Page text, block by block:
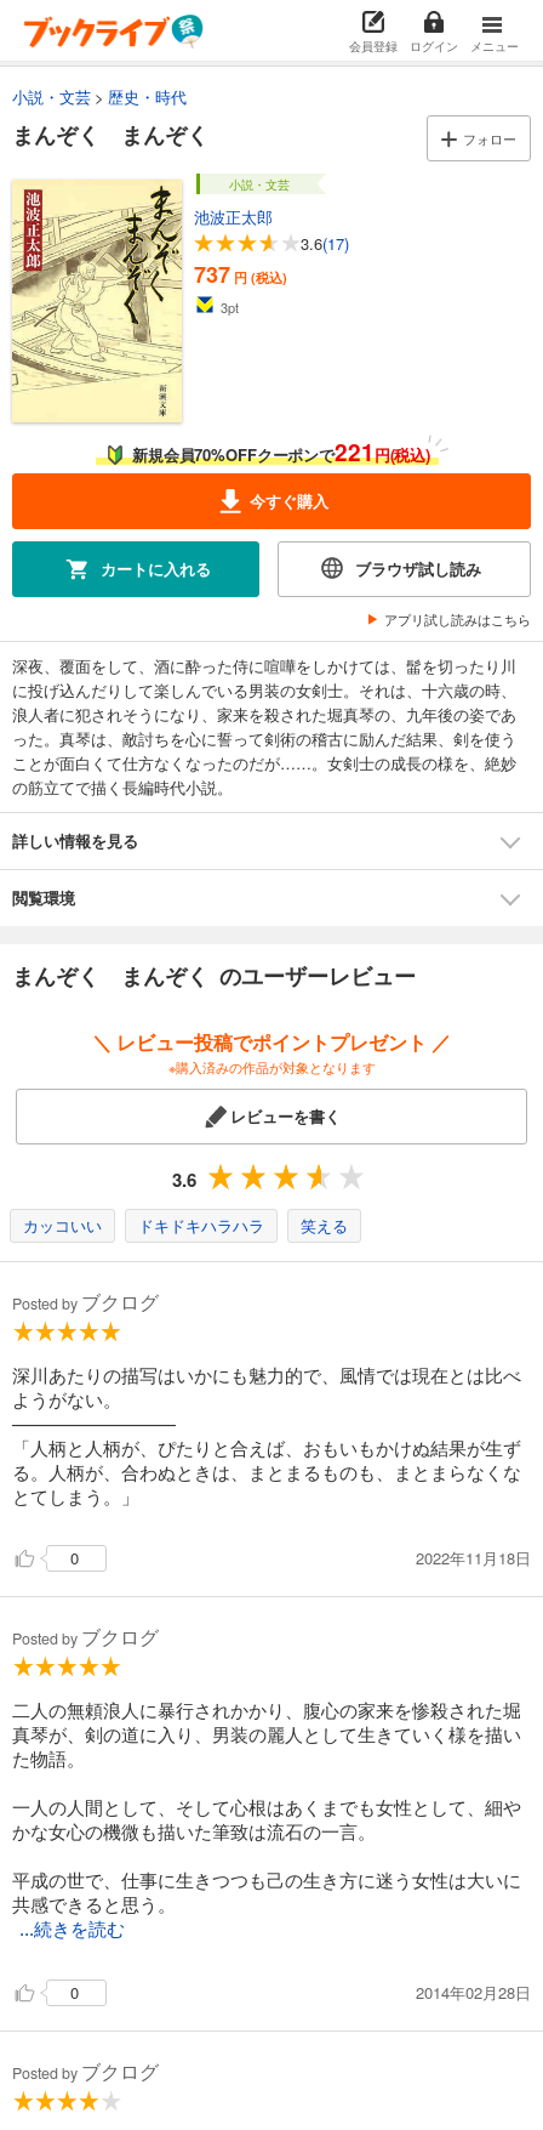
会員登録 ログイン メニュー
小説・文芸 歴史・時代
まんぞく まんぞく フォロー
小説・文芸
池波正太郎
3.6(17)
737 円 (税込)
3pt
新規会員70%OFFクーポンで221円(税込)
今すぐ購入
カートに入れる ブラウザ試し読み
アプリ試し読みはこちら
深夜、覆面をして、酒に酔った侍に喧嘩をしかけては、髷を切ったり川
に投げ込んだりして楽しんでいる男装の女剣士。それは、十六歳の時、
浪人者に犯されそうになり、家来を殺された堀真琴の、九年後の姿であ
った。真琴は、敵討ちを心に誓って剣術の稽古に励んだ結果、剣を使う
ことが面白くて仕方なくなったのだが……。女剣士の成長の様を、絶妙
の筋立てで描く長編時代小説。
詳しい情報を見る
閲覧環境
まんぞく まんぞく のユーザーレビュー
＼ レビュー投稿でポイントプレゼント ／
※購入済みの作品が対象となります
レビューを書く
3.6
カッコいい ドキドキハラハラ 笑える
Posted by ブクログ
深川あたりの描写はいかにも魅力的で、風情では現在とは比べ
ようがない。
—————————
「人柄と人柄が、ぴたりと合えば、おもいもかけぬ結果が生ず
る。人柄が、合わぬときは、まとまるものも、まとまらなくな
とてしまう。」
0 2022年11月18日
Posted by ブクログ
二人の無頼浪人に暴行されかかり、腹心の家来を惨殺された堀
真琴が、剣の道に入り、男装の麗人として生きていく様を描い
た物語。
一人の人間として、そして心根はあくまでも女性として、細や
かな女心の機微も描いた筆致は流石の一言。
平成の世で、仕事に生きつつも己の生き方に迷う女性は大いに
共感できると思う。
...続きを読む
0 2014年02月28日
Posted by ブクログ